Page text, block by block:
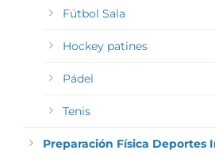
Fútbol Sala
Hockey patines
Pádel
Tenis
Preparación Física Deportes